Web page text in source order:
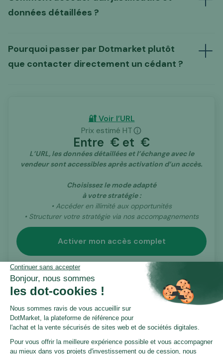
L’échange préalable proposé par Dotmarket
données détaillées ?
déblocage de l’annonce, un abonnement
à nos services
dans le cadre de nos
Pourquoi passer par Dotmarket plutôt
que contacter directement un cédant ?
tiers
d’intermédiation spécialisé dans les actifs
digitaux
🔐 Voir l’URL
Prix estimé HT
Entre € et €
L’URL, les données détaillées et l’échange avec le
vendeur sont accessibles après activation d’un accès.
Choisissez le mode adapté
à votre stratégie :
• Accéder en illimité aux opportunités
• Structurer votre stratégie via nos accompagnements
Activer mon accès complet
Certification Dotmarket
Avant publication, il a fait l’objetd’un processus